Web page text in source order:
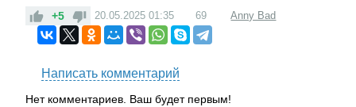
+5 20.05.2025 01:35 69 Anny Bad
Написать комментарий
Нет комментариев. Ваш будет первым!